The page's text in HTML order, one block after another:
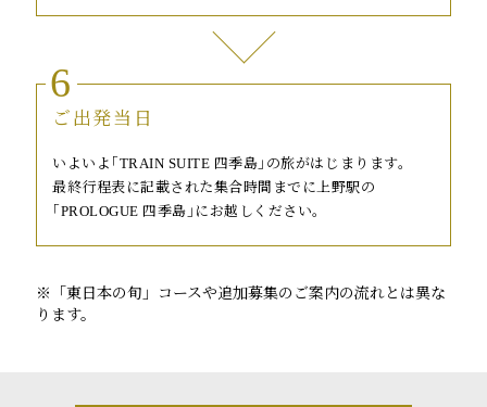
6
ご出発当日
いよいよ｢TRAIN SUITE 四季島｣の旅がはじまります。
最終行程表に記載された集合時間までに上野駅の
｢PROLOGUE 四季島｣にお越しください。
※「東日本の旬」コースや追加募集のご案内の流れとは異な
ります。